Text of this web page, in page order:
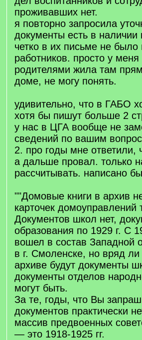
проживавших нет.
я повторно запросила
документы есть в наличии
четко в их письме не
работников. просто у
родителями жила там
доме, не могу понять.
удивительно, что в ГАБО
хотя бы пишут больше 2
у нас в ЦГА вообще не
сведений по вашим
2. про годы мне ответили,
а дальше провал. только
рассчитывать. написано
""Домовые книги в архив
карточек домоуправлений
Документов школ нет,
образования по 1929 г. С
вошел в состав Западной
в г. Смоленске, но вряд
архиве будут документы
документы отделов
могут быть.
За те, годы, что Вы
документов практически
массив предвоенных
— это 1918-1925 гг.